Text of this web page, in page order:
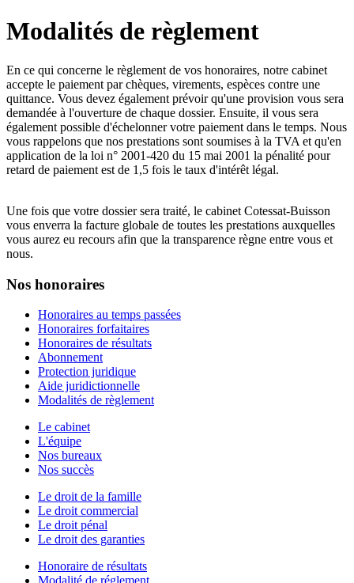
Modalités de règlement
En ce qui concerne le règlement de vos honoraires, notre cabinet
accepte le paiement par chèques, virements, espèces contre une
quittance. Vous devez également prévoir qu'une provision vous sera
demandée à l'ouverture de chaque dossier. Ensuite, il vous sera
également possible d'échelonner votre paiement dans le temps. Nous
vous rappelons que nos prestations sont soumises à la TVA et qu'en
application de la loi n° 2001-420 du 15 mai 2001 la pénalité pour
retard de paiement est de 1,5 fois le taux d'intérêt légal.
Une fois que votre dossier sera traité, le cabinet Cotessat-Buisson
vous enverra la facture globale de toutes les prestations auxquelles
vous aurez eu recours afin que la transparence règne entre vous et
nous.
Nos honoraires
Honoraires au temps passées
Honoraires forfaitaires
Honoraires de résultats
Abonnement
Protection juridique
Aide juridictionnelle
Modalités de règlement
Le cabinet
L'équipe
Nos bureaux
Nos succès
Le droit de la famille
Le droit commercial
Le droit pénal
Le droit des garanties
Honoraire de résultats